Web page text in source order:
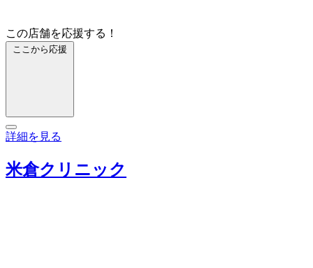
この店舗を応援する！
ここから応援
詳細を見る
米倉クリニック